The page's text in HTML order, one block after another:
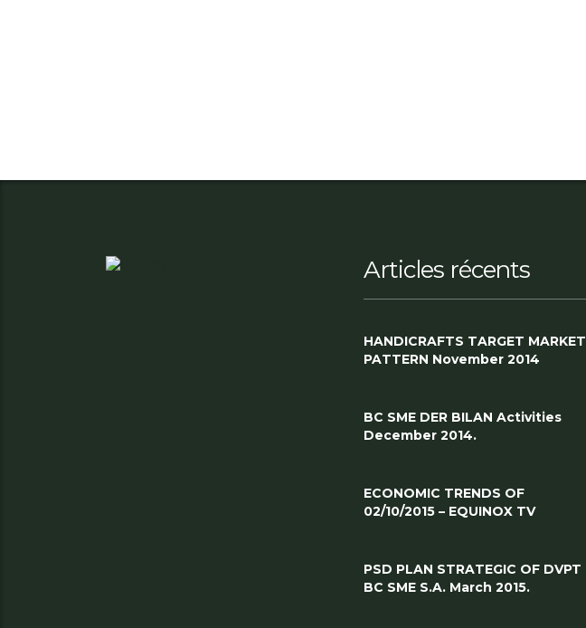
Articles récents
HANDICRAFTS TARGET MARKET
PATTERN November 2014
BC SME DER BILAN Activities
December 2014.
ECONOMIC TRENDS OF
02/10/2015 – EQUINOX TV
PSD PLAN STRATEGIC OF DVPT
BC SME S.A. March 2015.